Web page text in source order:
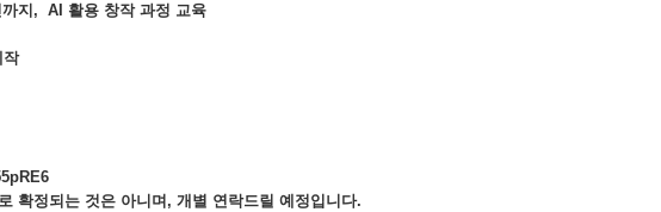
지, AI 활용 창작 과정 교육
작
확정되는 것은 아니며, 개별 연락드릴 예정입니다.